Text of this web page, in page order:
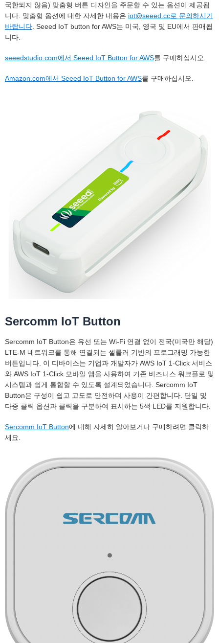
국한되지 않음) 맞춤형 버튼 디자인을 주문할 수 있는 옵션이 제공됩
니다. 맞춤형 옵션에 대한 자세한 내용은 iot@seeed.cc로 문의하시기
바랍니다 . Seeed IoT button for AWS는 미국, 영국 및 EU에서 판매됩
니다.
seeedstudio.com에서 Seeed IoT Button for AWS를 구매하십시오.
Amazon.com에서 Seeed IoT Button for AWS를 구매하십시오.
Sercomm IoT Button
Sercomm IoT Button은 유선 또는 Wi-Fi 연결 없이 전국(미국만 해당)
LTE-M 네트워크를 통해 연결되는 셀룰러 기반의 프로그래밍 가능한
버튼입니다. 이 디바이스는 기업과 개발자가 AWS IoT 1-Click 서비스
와 AWS IoT 1-Click 모바일 앱을 사용하여 기존 비즈니스 워크플로 및
시스템과 쉽게 통합할 수 있도록 설계되었습니다. Sercomm IoT
Button은 구성이 쉽고 고도로 안전하며 사용이 간편합니다. 단일 및
다중 클릭 옵션과 클릭을 구분하여 표시하는 5색 LED를 지원합니다.
Sercomm IoT Button에 대해 자세히 알아보거나 구매하려면 클릭하
세요.